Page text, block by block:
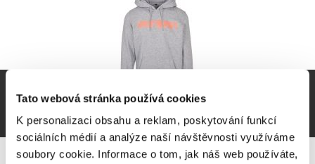
Tato webová stránka používá cookies
K personalizaci obsahu a reklam, poskytování funkcí
sociálních médií a analýze naší návštěvnosti využíváme
soubory cookie. Informace o tom, jak náš web používáte,